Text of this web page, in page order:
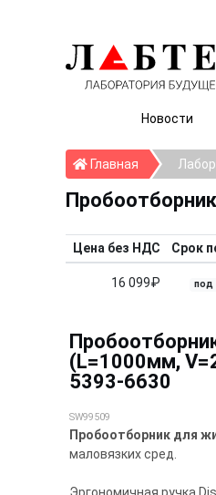
Новости
ГлавнаяГлавная
Цена без НДС Срок
16 099₽ под
(L=1000мм,
5393-6630
SW99509
Пробоотборник для
маловязких сред.